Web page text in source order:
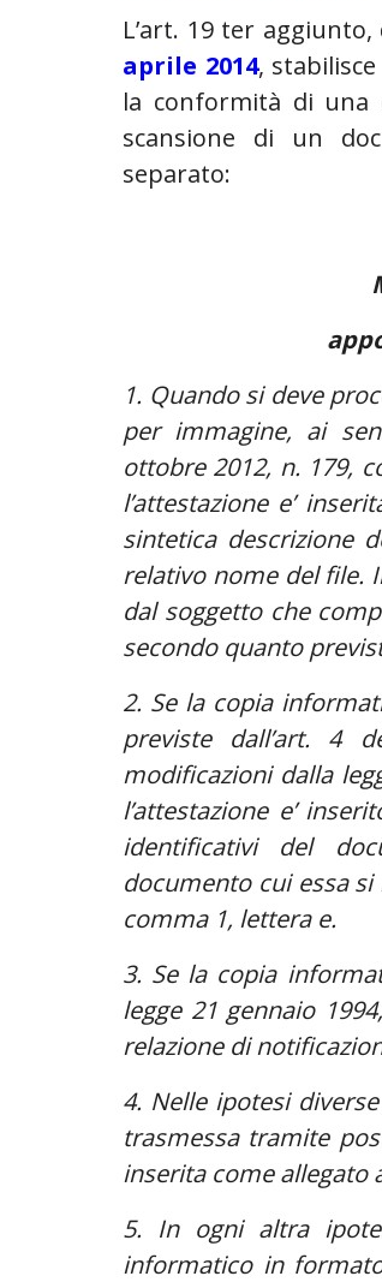
L’art. 19 ter
aprile 2014,
la conformità di una
scansione di un
separato:
1. Quando si deve
per immagine, ai
ottobre 2012, n. 179,
l’attestazione e’
sintetica descrizione
relativo nome del file.
dal soggetto che
secondo quanto
2. Se la copia
previste dall’art. 4
modificazioni dalla
l’attestazione e’
identificativi del
documento cui essa
comma 1, lettera e.
3. Se la copia
legge 21 gennaio
relazione di
4. Nelle ipotesi
trasmessa tramite
inserita come allegato
5. In ogni altra
informatico in